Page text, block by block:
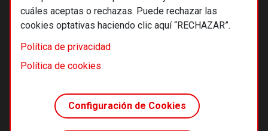
cuáles aceptas o rechazas. Puede rechazar las
cookies optativas haciendo clic aquí “RECHAZAR”.
Política de privacidad
Política de cookies
Configuración de Cookies
© 2026 Alternativas económicas SCCL
Footer
Términos y condiciones de uso
Política de cookies
Principios editoriales